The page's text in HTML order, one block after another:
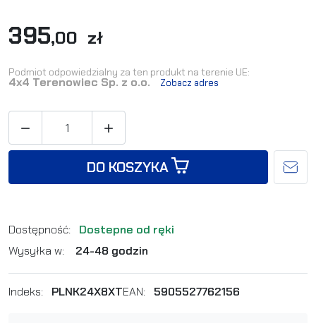
395,00 zł
Podmiot odpowiedzialny za ten produkt na terenie UE:
4x4 Terenowiec Sp. z o.o. Zobacz adres
 
DO KOSZYKA
Dostępność:
Dostepne od ręki
Wysyłka w:
24-48 godzin
Indeks: PLNK24X8XTEAN: 5905527762156